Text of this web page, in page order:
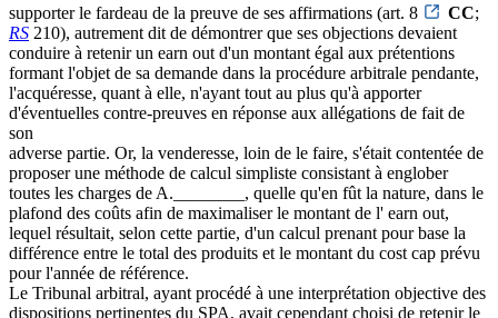
supporter le fardeau de la preuve de ses affirmations (art. 8
CC;
RS 210), autrement dit de démontrer que ses objections devaient
conduire à retenir un earn out d'un montant égal aux prétentions
formant l'objet de sa demande dans la procédure arbitrale pendante,
l'acquéresse, quant à elle, n'ayant tout au plus qu'à apporter
d'éventuelles contre-preuves en réponse aux allégations de fait de
son
adverse partie. Or, la venderesse, loin de le faire, s'était contentée de
proposer une méthode de calcul simpliste consistant à englober
toutes les charges de A.________, quelle qu'en fût la nature, dans le
plafond des coûts afin de maximaliser le montant de l' earn out,
lequel résultait, selon cette partie, d'un calcul prenant pour base la
différence entre le total des produits et le montant du cost cap prévu
pour l'année de référence.
Le Tribunal arbitral, ayant procédé à une interprétation objective des
dispositions pertinentes du SPA, avait cependant choisi de retenir le